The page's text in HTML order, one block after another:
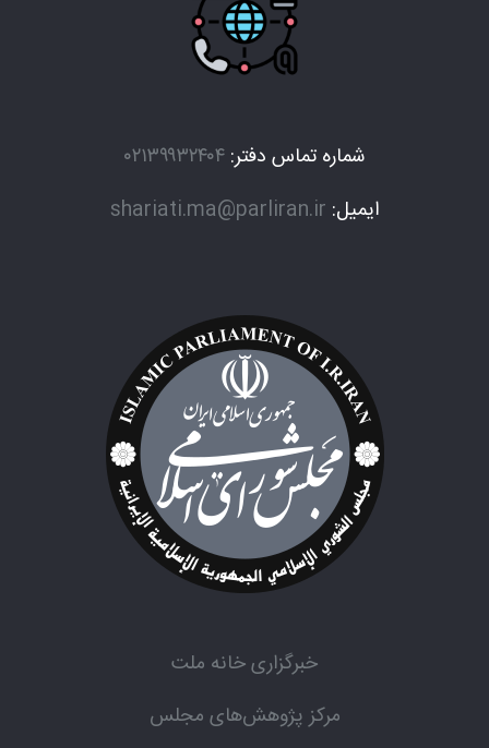
شماره تماس دفتر: ۰۲۱۳۹۹۳۲۴۰۴
ایمیل: shariati.ma@parliran.ir
خبرگزاری خانه ملت
مرکز پژوهش‌های مجلس